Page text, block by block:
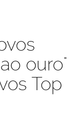
ouro"
Top